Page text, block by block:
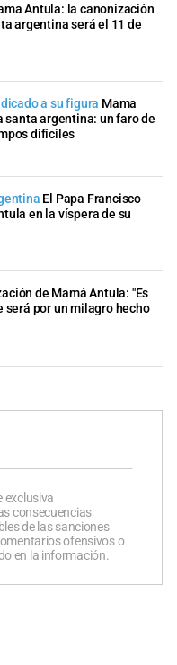
Antula: la canonización
argentina será el 11 de
a su figura Mama
santa argentina: un faro de
difíciles
El Papa Francisco
en la víspera de su
de Mamá Antula: "Es
será por un milagro hecho
exclusiva
consecuencias
de las sanciones
ofensivos o
en la información.